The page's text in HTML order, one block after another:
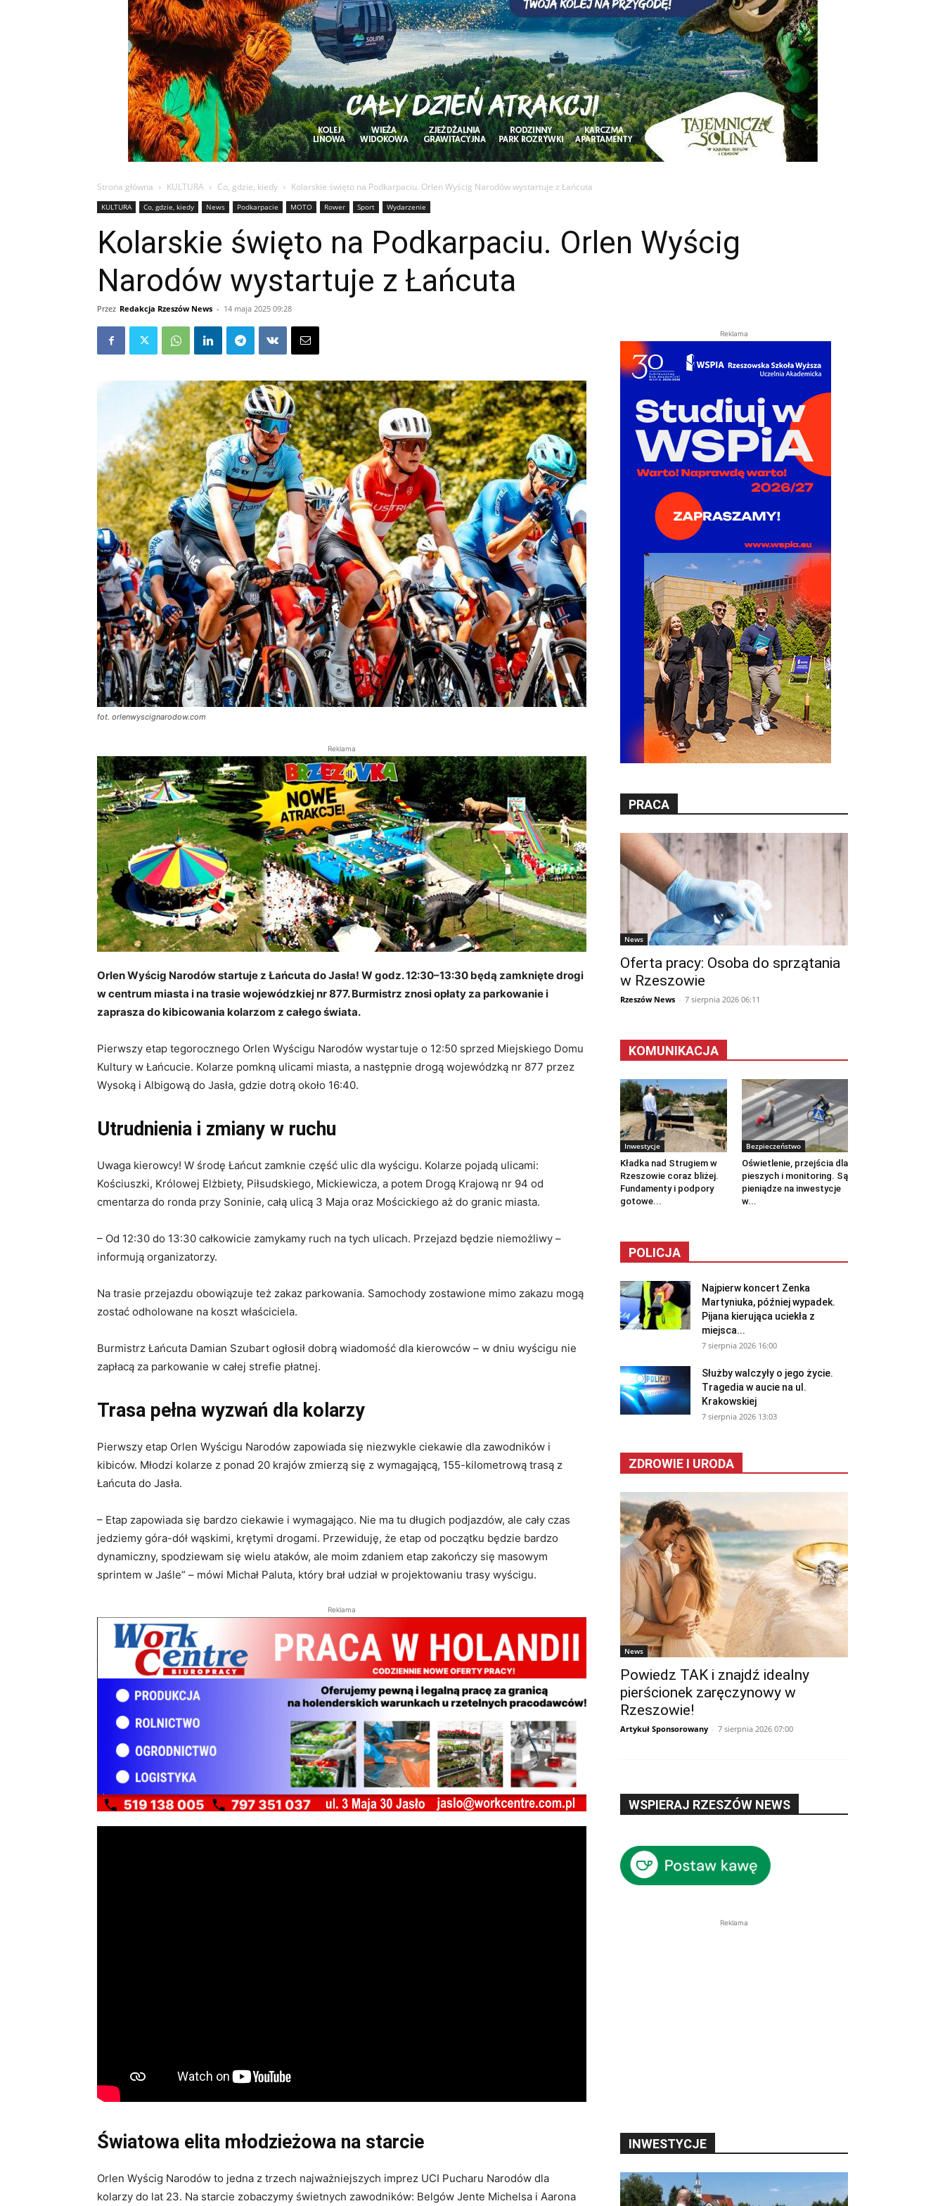
Strona główna KULTURA Co, gdzie, kiedy Kolarskie święto na Podkarpaciu. Orlen Wyścig Narodów wystartuje z Łańcuta
KULTURA Co, gdzie, kiedy News Podkarpacie MOTO Rower Sport Wydarzenie
Kolarskie święto na Podkarpaciu. Orlen Wyścig
Narodów wystartuje z Łańcuta
Przez Redakcja Rzeszów News - 14 maja 2025 09:28
fot. orlenwyscignarodow.com
Reklama
Orlen Wyścig Narodów startuje z Łańcuta do Jasła! W godz. 12:30–13:30 będą zamknięte drogi
w centrum miasta i na trasie wojewódzkiej nr 877. Burmistrz znosi opłaty za parkowanie i
zaprasza do kibicowania kolarzom z całego świata.
Pierwszy etap tegorocznego Orlen Wyścigu Narodów wystartuje o 12:50 sprzed Miejskiego Domu
Kultury w Łańcucie. Kolarze pomkną ulicami miasta, a następnie drogą wojewódzką nr 877 przez
Wysoką i Albigową do Jasła, gdzie dotrą około 16:40.
Utrudnienia i zmiany w ruchu
Uwaga kierowcy! W środę Łańcut zamknie część ulic dla wyścigu. Kolarze pojadą ulicami:
Kościuszki, Królowej Elżbiety, Piłsudskiego, Mickiewicza, a potem Drogą Krajową nr 94 od
cmentarza do ronda przy Soninie, całą ulicą 3 Maja oraz Mościckiego aż do granic miasta.
– Od 12:30 do 13:30 całkowicie zamykamy ruch na tych ulicach. Przejazd będzie niemożliwy –
informują organizatorzy.
Na trasie przejazdu obowiązuje też zakaz parkowania. Samochody zostawione mimo zakazu mogą
zostać odholowane na koszt właściciela.
Burmistrz Łańcuta Damian Szubart ogłosił dobrą wiadomość dla kierowców – w dniu wyścigu nie
zapłacą za parkowanie w całej strefie płatnej.
Trasa pełna wyzwań dla kolarzy
Pierwszy etap Orlen Wyścigu Narodów zapowiada się niezwykle ciekawie dla zawodników i
kibiców. Młodzi kolarze z ponad 20 krajów zmierzą się z wymagającą, 155-kilometrową trasą z
Łańcuta do Jasła.
– Etap zapowiada się bardzo ciekawie i wymagająco. Nie ma tu długich podjazdów, ale cały czas
jedziemy góra-dół wąskimi, krętymi drogami. Przewiduję, że etap od początku będzie bardzo
dynamiczny, spodziewam się wielu ataków, ale moim zdaniem etap zakończy się masowym
sprintem w Jaśle” – mówi Michał Paluta, który brał udział w projektowaniu trasy wyścigu.
Reklama
Światowa elita młodzieżowa na starcie
Orlen Wyścig Narodów to jedna z trzech najważniejszych imprez UCI Pucharu Narodów dla
kolarzy do lat 23. Na starcie zobaczymy świetnych zawodników: Belgów Jente Michelsa i Aarona
Reklama
PRACA
News
Oferta pracy: Osoba do sprzątania
w Rzeszowie
Rzeszów News - 7 sierpnia 2026 06:11
KOMUNIKACJA
Inwestycje
Kładka nad Strugiem w
Rzeszowie coraz bliżej.
Fundamenty i podpory
gotowe...
Bezpieczeństwo
Oświetlenie, przejścia dla
pieszych i monitoring. Są
pieniądze na inwestycje
w...
POLICJA
Najpierw koncert Zenka
Martyniuka, później wypadek.
Pijana kierująca uciekła z
miejsca...
7 sierpnia 2026 16:00
Służby walczyły o jego życie.
Tragedia w aucie na ul.
Krakowskiej
7 sierpnia 2026 13:03
ZDROWIE I URODA
News
Powiedz TAK i znajdź idealny
pierścionek zaręczynowy w
Rzeszowie!
Artykuł Sponsorowany - 7 sierpnia 2026 07:00
WSPIERAJ RZESZÓW NEWS
Reklama
INWESTYCJE